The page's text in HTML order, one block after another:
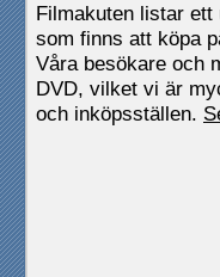
Filmakuten listar
som finns att köpa
Våra besökare och
DVD, vilket vi är
och inköpsställen.